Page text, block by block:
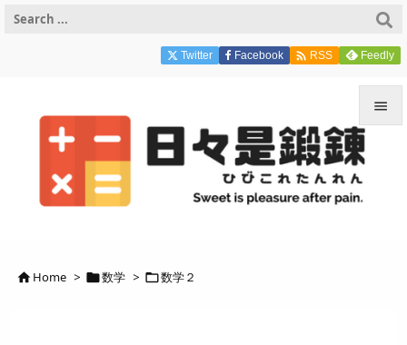

Twitter Facebook  RSS Feedly
Home > 数学 > 数学２